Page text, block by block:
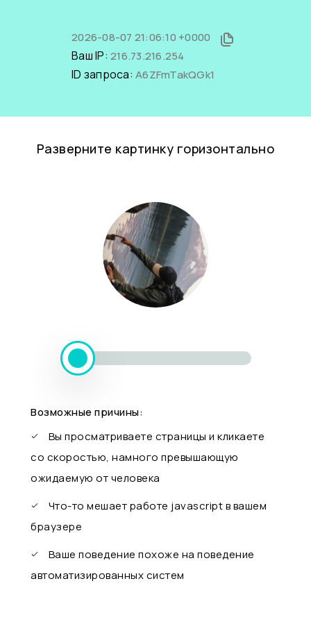
2026-08-07 21:06:10 +0000
Ваш IP: 216.73.216.254
ID запроса: A6ZFmTakQGk1
Разверните картинку горизонтально
Возможные причины:
Вы просматриваете страницы и кликаете
со скоростью, намного превышающую
ожидаемую от человека
Что-то мешает работе javascript в вашем
браузере
Ваше поведение похоже на поведение
автоматизированных систем